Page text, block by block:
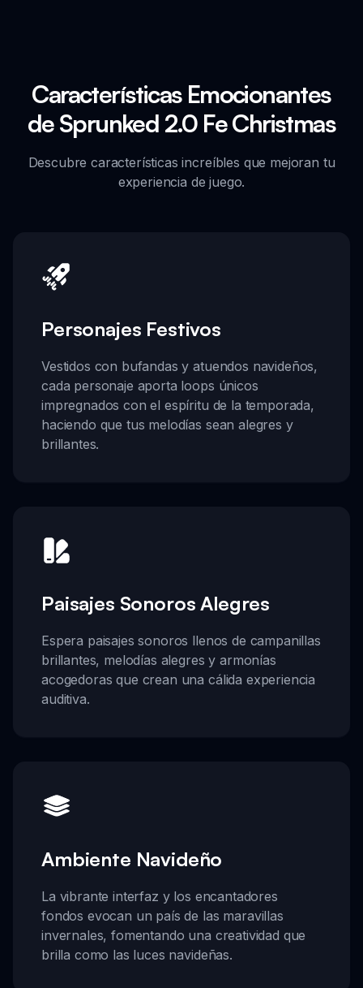
Características Emocionantes
de Sprunked 2.0 Fe Christmas
Descubre características increíbles que mejoran tu
experiencia de juego.
Personajes Festivos
Vestidos con bufandas y atuendos navideños,
cada personaje aporta loops únicos
impregnados con el espíritu de la temporada,
haciendo que tus melodías sean alegres y
brillantes.
Paisajes Sonoros Alegres
Espera paisajes sonoros llenos de campanillas
brillantes, melodías alegres y armonías
acogedoras que crean una cálida experiencia
auditiva.
Ambiente Navideño
La vibrante interfaz y los encantadores
fondos evocan un país de las maravillas
invernales, fomentando una creatividad que
brilla como las luces navideñas.